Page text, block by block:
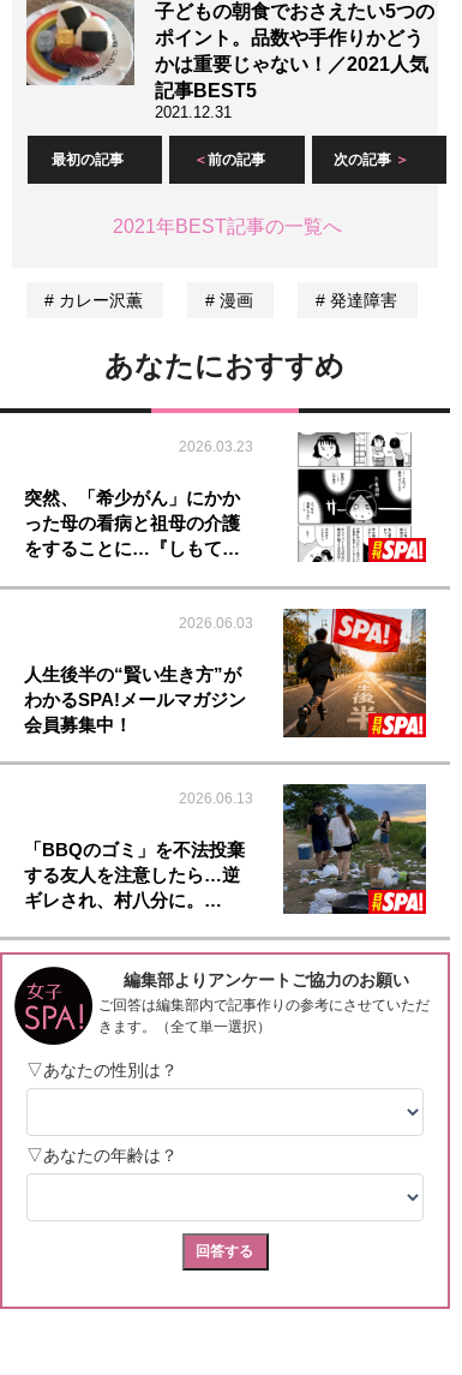
子どもの朝食でおさえたい5つの
ポイント。品数や手作りかどう
かは重要じゃない！／2021人気
記事BEST5
2021.12.31
最初の記事 前の記事 次の記事
2021年BEST記事の一覧へ
カレー沢薫 漫画 発達障害
あなたにおすすめ
2026.03.23
突然、「希少がん」にかか
った母の看病と祖母の介護
をすることに…『しもて…
2026.06.03
人生後半の“賢い生き方”が
わかるSPA!メールマガジン
会員募集中！
2026.06.13
「BBQのゴミ」を不法投棄
する友人を注意したら…逆
ギレされ、村八分に。…